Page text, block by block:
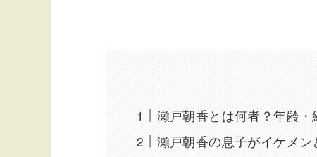
瀬戸朝香とは何者？年齢
瀬戸朝香の息子がイケメ